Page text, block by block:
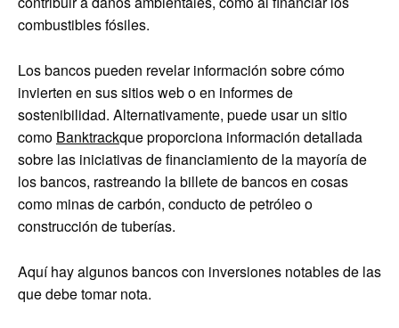
combustibles fósiles.
Los bancos pueden revelar información sobre cómo
invierten en sus sitios web o en informes de
sostenibilidad. Alternativamente, puede usar un sitio
como Banktrackque proporciona información detallada
sobre las iniciativas de financiamiento de la mayoría de
los bancos, rastreando la billete de bancos en cosas
como minas de carbón, conducto de petróleo o
construcción de tuberías.
Aquí hay algunos bancos con inversiones notables de las
que debe tomar nota.